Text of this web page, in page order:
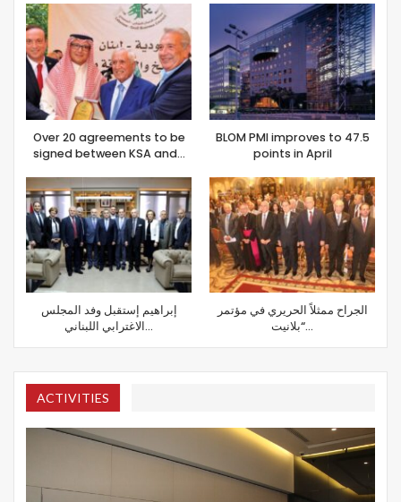
Over 20 agreements to be
signed between KSA and…
إبراهيم إستقبل وفد المجلس
الاغترابي اللبناني…
BLOM PMI improves to 47.5
points in April
الجراح ممثلاً الحريري في مؤتمر
“بلانيت…
ACTIVITIES